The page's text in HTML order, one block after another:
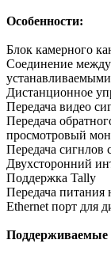
Особенности:
Блок камерного
Соединение
Дистанционное
Передача видео
Передача
просмотровый
Передача сигнлов
Двухсторонний
Поддержка Tally
Передача питания
Ethernet порт для
Поддерживаемые